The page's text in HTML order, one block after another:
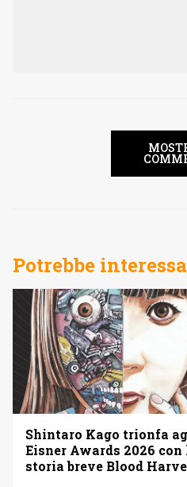
Potrebbe
Shintaro Kago trionfa
Eisner Awards 2026 con
storia breve Blood